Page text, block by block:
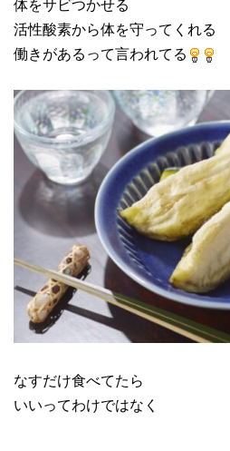
活性酸素から体を守ってくれる
働きがあるって言われてる
なすだけ食べてたら
いいってわけではなく